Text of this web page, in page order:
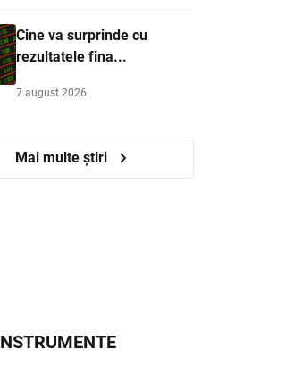
Cine va surprinde cu
rezultatele fina...
7 august 2026
Mai multe știri